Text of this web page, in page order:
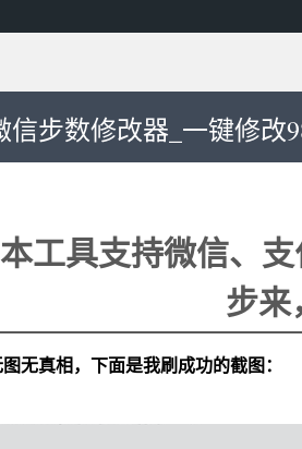
信步数修改器_一键修改
本工具支持微信、
步来
无真相，下面是我刷成功的截图：